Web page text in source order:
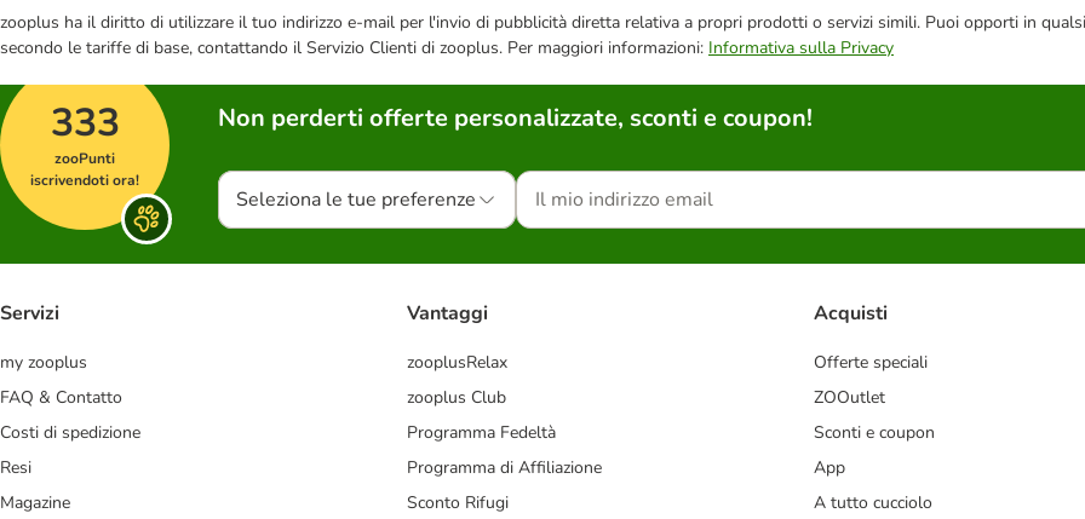
zooplus ha il diritto di utilizzare il tuo indirizzo e-mail per l'invio di pubblicità diretta relativa a propri prodotti o servizi simili. Puoi opporti in
secondo le tariffe di base, contattando il Servizio Clienti di zooplus. Per maggiori informazioni: Informativa sulla Privacy
333
zooPunti
iscrivendoti ora!
Non perderti offerte personalizzate, sconti e coupon!
Seleziona le tue preferenze
Servizi
my zooplus
FAQ & Contatto
Costi di spedizione
Resi
Magazine
Vantaggi
zooplusRelax
zooplus Club
Programma Fedeltà
Programma di Affiliazione
Sconto Rifugi
Acquisti
Offerte speciali
ZOOutlet
Sconti e coupon
App
A tutto cucciolo